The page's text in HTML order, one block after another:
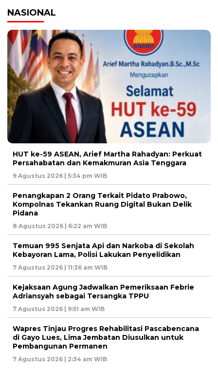
NASIONAL
HUT ke-59 ASEAN, Arief Martha Rahadyan: Perkuat
Persahabatan dan Kemakmuran Asia Tenggara
9 Agustus 2026 | 5:34 pm WIB
Penangkapan 2 Orang Terkait Pidato Prabowo,
Kompolnas Tekankan Ruang Digital Bukan Delik
Pidana
8 Agustus 2026 | 6:22 am WIB
Temuan 995 Senjata Api dan Narkoba di Sekolah
Kebayoran Lama, Polisi Lakukan Penyelidikan
7 Agustus 2026 | 11:36 am WIB
Kejaksaan Agung Jadwalkan Pemeriksaan Febrie
Adriansyah sebagai Tersangka TPPU
7 Agustus 2026 | 9:51 am WIB
Wapres Tinjau Progres Rehabilitasi Pascabencana
di Gayo Lues, Lima Jembatan Diusulkan untuk
Pembangunan Permanen
7 Agustus 2026 | 2:34 am WIB